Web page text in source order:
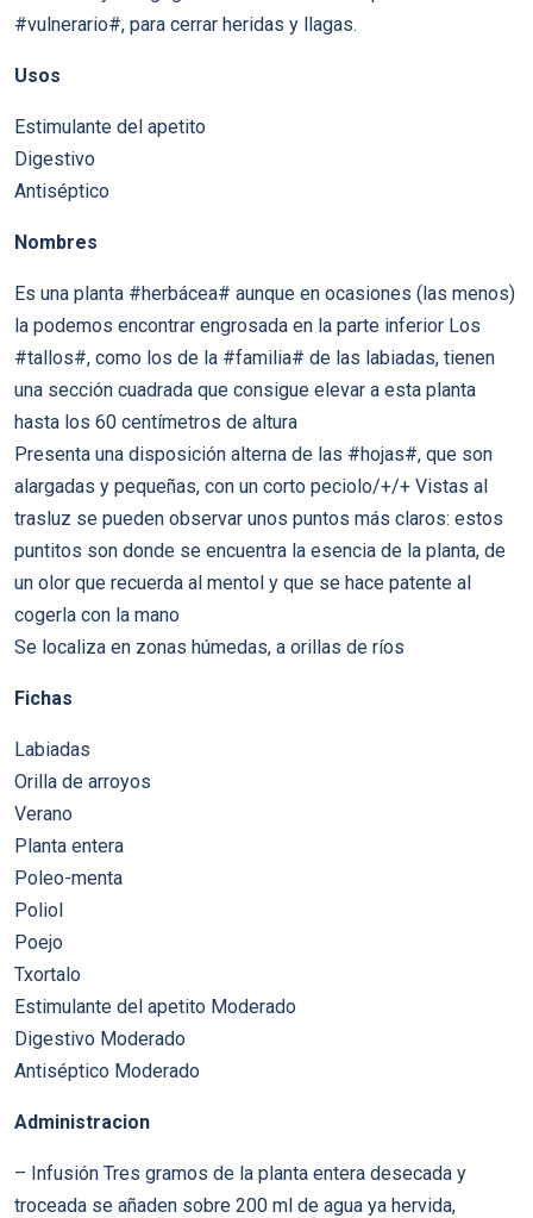
#vulnerario#, para cerrar heridas y llagas.
Usos
Estimulante del apetito
Digestivo
Antiséptico
Nombres
Es una planta #herbácea# aunque en ocasiones (las menos)
la podemos encontrar engrosada en la parte inferior Los
#tallos#, como los de la #familia# de las labiadas, tienen
una sección cuadrada que consigue elevar a esta planta
hasta los 60 centímetros de altura
Presenta una disposición alterna de las #hojas#, que son
alargadas y pequeñas, con un corto peciolo/+/+ Vistas al
trasluz se pueden observar unos puntos más claros: estos
puntitos son donde se encuentra la esencia de la planta, de
un olor que recuerda al mentol y que se hace patente al
cogerla con la mano
Se localiza en zonas húmedas, a orillas de ríos
Fichas
Labiadas
Orilla de arroyos
Verano
Planta entera
Poleo-menta
Poliol
Poejo
Txortalo
Estimulante del apetito Moderado
Digestivo Moderado
Antiséptico Moderado
Administracion
– Infusión Tres gramos de la planta entera desecada y
troceada se añaden sobre 200 ml de agua ya hervida,